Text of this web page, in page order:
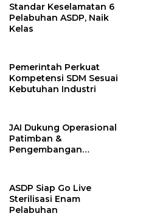
Standar Keselamatan 6
Pelabuhan ASDP, Naik
Kelas
Pemerintah Perkuat
Kompetensi SDM Sesuai
Kebutuhan Industri
JAI Dukung Operasional
Patimban &
Pengembangan
ASDP Siap Go Live
Sterilisasi Enam
Pelabuhan